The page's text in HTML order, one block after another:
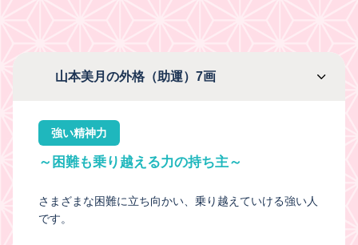
山本美月の外格（助運）7画
強い精神力
～困難も乗り越える力の持ち主～
さまざまな困難に立ち向かい、乗り越えていける強い人
です。